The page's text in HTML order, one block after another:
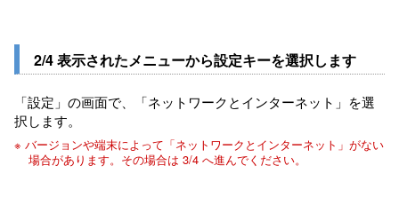
2/4 表示されたメニューから設定キーを選択します
「設定」の画面で、「ネットワークとインターネット」を選
択します。
※ バージョンや端末によって「ネットワークとインターネット」がない
場合があります。その場合は 3/4 へ進んでください。